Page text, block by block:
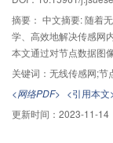
容传统AIK验证机制的
证明自身完整性状态的
摘要： 中文摘要: 随着
学、高效地解决传感网
本文通过对节点数据图
法来达到降低大规模无
部署结构出发，通过
依据各簇内节点获取的
获取的数据为参照标准
划分为活跃节点与休
关键词： 无线传感网;节
<网络PDF> <引用本文
更新时间： 2023-11-14